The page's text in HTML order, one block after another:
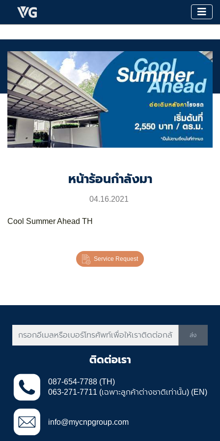
หน้าร้อนกำลังมา
04.16.2021
Cool Summer Ahead TH
Service Request
ส่ง
ติดต่อเรา
087-654-7788 (TH)
063-271-7711 (เฉพาะลูกค้าต่างชาติเท่านั้น) (EN)
info@mycnpgroup.com